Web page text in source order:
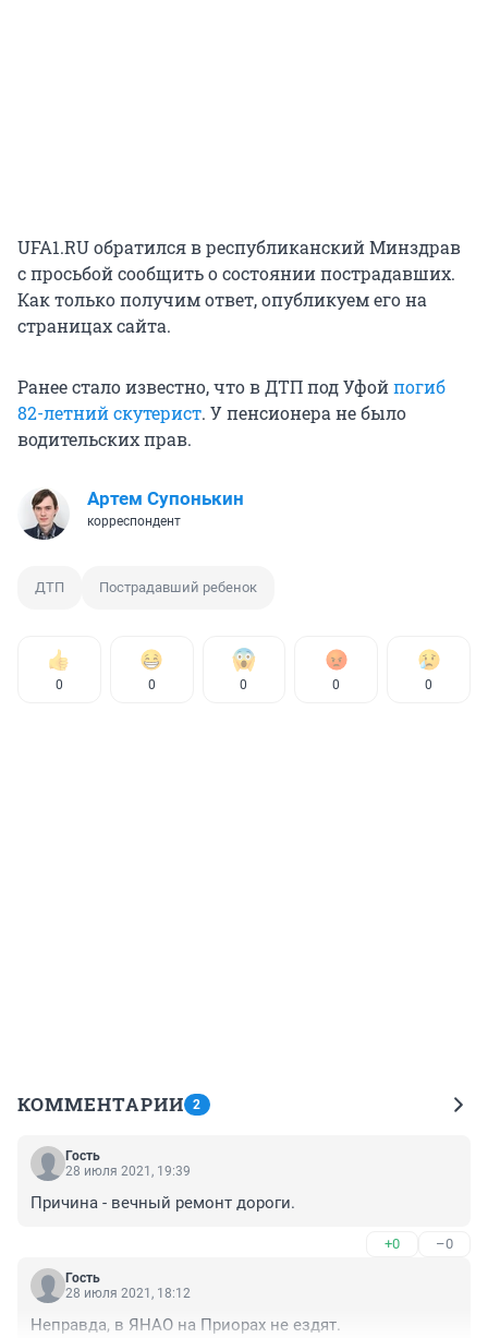
UFA1.RU обратился в республиканский Минздрав
с просьбой сообщить о состоянии пострадавших.
Как только получим ответ, опубликуем его на
страницах сайта.
Ранее стало известно, что в ДТП под Уфойпогиб
82-летний скутерист. У пенсионера не было
водительских прав.
Артем Супонькин
корреспондент
ДТП Пострадавший ребенок
0 0 0 0 0
КОММЕНТАРИИ 2
Гость
28 июля 2021, 19:39
Причина - вечный ремонт дороги.
+0 –0
Гость
28 июля 2021, 18:12
Неправда, в ЯНАО на Приорах не ездят.